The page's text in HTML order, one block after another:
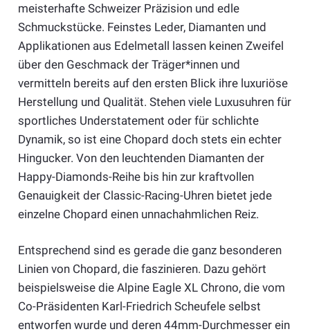
meisterhafte Schweizer Präzision und edle
Schmuckstücke. Feinstes Leder, Diamanten und
Applikationen aus Edelmetall lassen keinen Zweifel
über den Geschmack der Träger*innen und
vermitteln bereits auf den ersten Blick ihre luxuriöse
Herstellung und Qualität. Stehen viele Luxusuhren für
sportliches Understatement oder für schlichte
Dynamik, so ist eine Chopard doch stets ein echter
Hingucker. Von den leuchtenden Diamanten der
Happy-Diamonds-Reihe bis hin zur kraftvollen
Genauigkeit der Classic-Racing-Uhren bietet jede
einzelne Chopard einen unnachahmlichen Reiz.
Entsprechend sind es gerade die ganz besonderen
Linien von Chopard, die faszinieren. Dazu gehört
beispielsweise die Alpine Eagle XL Chrono, die vom
Co-Präsidenten Karl-Friedrich Scheufele selbst
entworfen wurde und deren 44mm-Durchmesser ein